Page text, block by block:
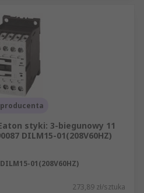
styki: 3-biegunowy 11
DILM15-01(208V60HZ)
01(208V60HZ)
273,89 zł/sztuka